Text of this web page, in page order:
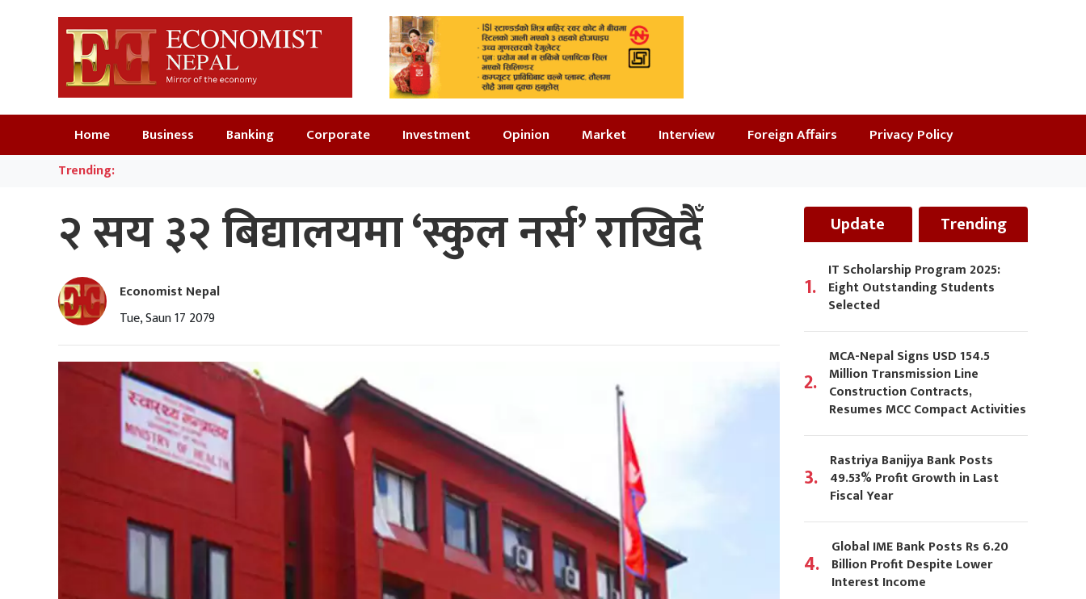
Home Business Banking Corporate Investment Opinion Market Interview Foreign Affairs Privacy Policy
Trending:
२ सय ३२ बिद्यालयमा ‘स्कुल नर्स’ राखिदैँ
Economist Nepal
Tue, Saun 17 2079
Update Trending
1.
IT Scholarship Program 2025:
Eight Outstanding Students
Selected
2.
MCA-Nepal Signs USD 154.5
Million Transmission Line
Construction Contracts,
Resumes MCC Compact Activities
3.
Rastriya Banijya Bank Posts
49.53% Profit Growth in Last
Fiscal Year
4.
Global IME Bank Posts Rs 6.20
Billion Profit Despite Lower
Interest Income